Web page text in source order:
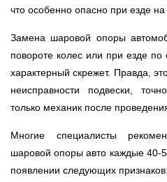
Челябинск
Череповец
Ярославль
что особенно опасно при езде на
Замена шаровой опоры
повороте колес или при езде
характерный скрежет. Правда,
неисправности подвески,
только механик после
Многие специалисты
шаровой опоры авто каждые 40-
появлении следующих признаков: